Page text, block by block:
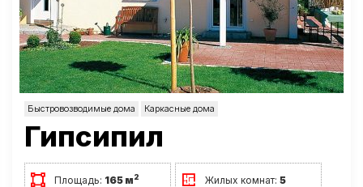
Быстровозводимые дома Каркасные дома
Гипсипил
Площадь: 165 м2 Жилых комнат:5